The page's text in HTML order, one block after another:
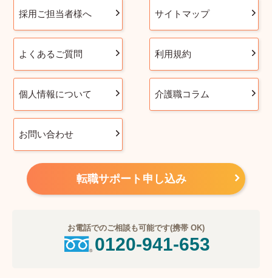
採用ご担当者様へ サイトマップ
よくあるご質問 利用規約
個人情報について 介護職コラム
お問い合わせ
転職サポート申し込み
お電話でのご相談も可能です(携帯 OK)
0120-941-653